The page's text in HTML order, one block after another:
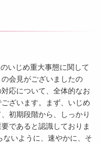
いじめ重大事態に関して
会見がございましたの
応について、全体的なお
ざいます。まず、いじめ
初期段階から、しっかり
であると認識しておりま
いように、速やかに、そ